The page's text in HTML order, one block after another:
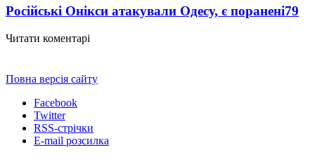
Російські Онікси атакували Одесу, є поранені79
Читати коментарі
Повна версія сайту
Facebook
Twitter
RSS-стрічки
E-mail розсилка